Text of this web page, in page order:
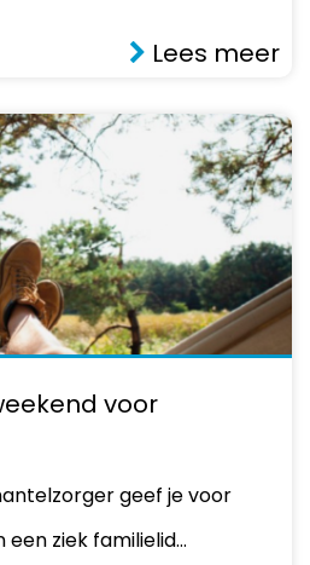
Lees meer
voor
geef je voor
ziek familielid…